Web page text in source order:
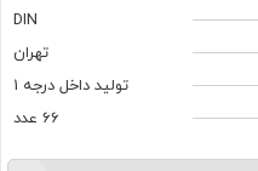
DIN
تهران
تولید داخل درجه 1
66 عدد